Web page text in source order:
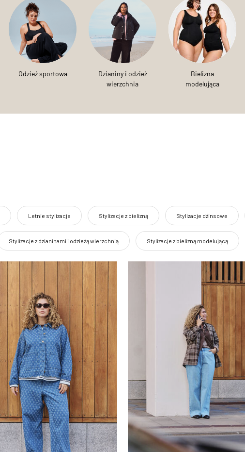
Odzież sportowa
Dzianiny i odzież
wierzchnia
Bielizna
modelująca
Letnie stylizacje Stylizacje z bielizną Stylizacje dżinsowe
Stylizacje z dzianinami i odzieżą wierzchnią Stylizacje z bielizną modelującą